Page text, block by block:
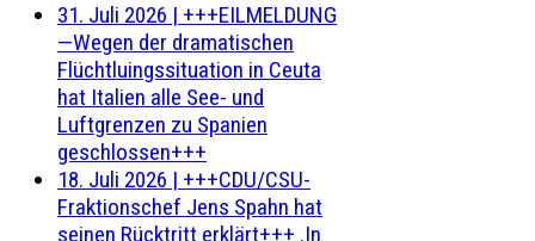
31. Juli 2026 | +++EILMELDUNG
—Wegen der dramatischen
Flüchtluingssituation in Ceuta
hat Italien alle See- und
Luftgrenzen zu Spanien
geschlossen+++
18. Juli 2026 | +++CDU/CSU-
Fraktionschef Jens Spahn hat
seinen Rücktritt erklärt+++ .In